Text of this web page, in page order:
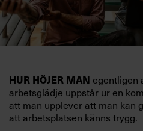
HUR HÖJER MAN egentligen
arbetsglädje uppstår ur en
att man upplever att man kan
att arbetsplatsen känns trygg.